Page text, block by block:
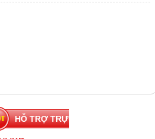
HỖ TRỢ TRỰC TUYẾN